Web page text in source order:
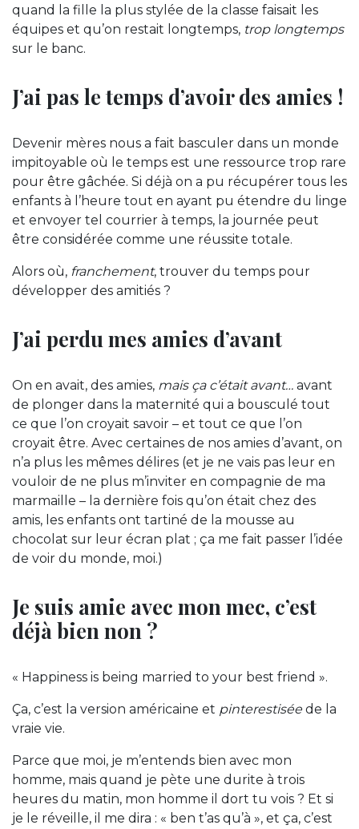
quand la fille la plus stylée de la classe faisait les
équipes et qu’on restait longtemps, trop longtemps
sur le banc.
J’ai pas le temps d’avoir des amies !
Devenir mères nous a fait basculer dans un monde
impitoyable où le temps est une ressource trop rare
pour être gâchée. Si déjà on a pu récupérer tous les
enfants à l’heure tout en ayant pu étendre du linge
et envoyer tel courrier à temps, la journée peut
être considérée comme une réussite totale.
Alors où, franchement, trouver du temps pour
développer des amitiés ?
J’ai perdu mes amies d’avant
On en avait, des amies, mais ça c’était avant… avant
de plonger dans la maternité qui a bousculé tout
ce que l’on croyait savoir – et tout ce que l’on
croyait être. Avec certaines de nos amies d’avant, on
n’a plus les mêmes délires (et je ne vais pas leur en
vouloir de ne plus m’inviter en compagnie de ma
marmaille – la dernière fois qu’on était chez des
amis, les enfants ont tartiné de la mousse au
chocolat sur leur écran plat ; ça me fait passer l’idée
de voir du monde, moi.)
Je suis amie avec mon mec, c’est
déjà bien non ?
« Happiness is being married to your best friend ».
Ça, c’est la version américaine et pinterestiséede la
vraie vie.
Parce que moi, je m’entends bien avec mon
homme, mais quand je pète une durite à trois
heures du matin, mon homme il dort tu vois ? Et si
je le réveille, il me dira : « ben t’as qu’à », et ça, c’est